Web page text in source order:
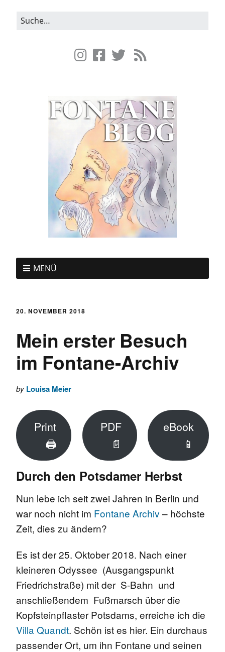
MENÜ
20. NOVEMBER 2018
Mein erster Besuch
im Fontane-Archiv
by Louisa Meier
Print
🖨
PDF
📄
eBook
📱
Durch den Potsdamer Herbst
Nun lebe ich seit zwei Jahren in Berlin und
war noch nicht im Fontane Archiv – höchste
Zeit, dies zu ändern?
Es ist der 25. Oktober 2018. Nach einer
kleineren Odyssee (Ausgangspunkt
Friedrichstraße) mit der S-Bahn und
anschließendem Fußmarsch über die
Kopfsteinpflaster Potsdams, erreiche ich die
Villa Quandt. Schön ist es hier. Ein durchaus
passender Ort, um ihn Fontane und seinen